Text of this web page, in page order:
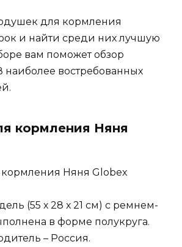
для кормления
и найти среди них лучшую
вам поможет обзор
наиболее востребованных
кормления Няня
(55 х 28 х 21 см) с ремнем-
в форме полукруга.
– Россия.